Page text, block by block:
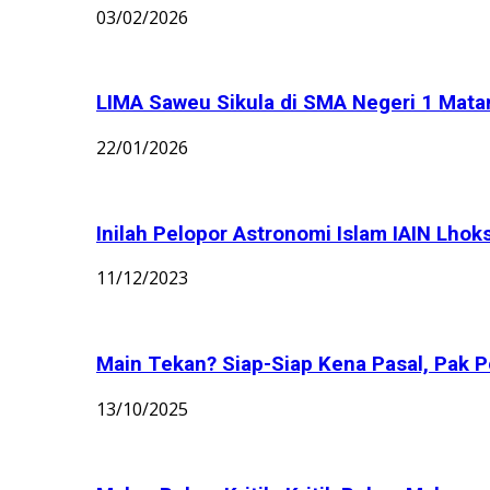
03/02/2026
LIMA Saweu Sikula di SMA Negeri 1
22/01/2026
Inilah Pelopor Astronomi Islam IAIN
11/12/2023
Main Tekan? Siap-Siap Kena Pasal, Pak
13/10/2025